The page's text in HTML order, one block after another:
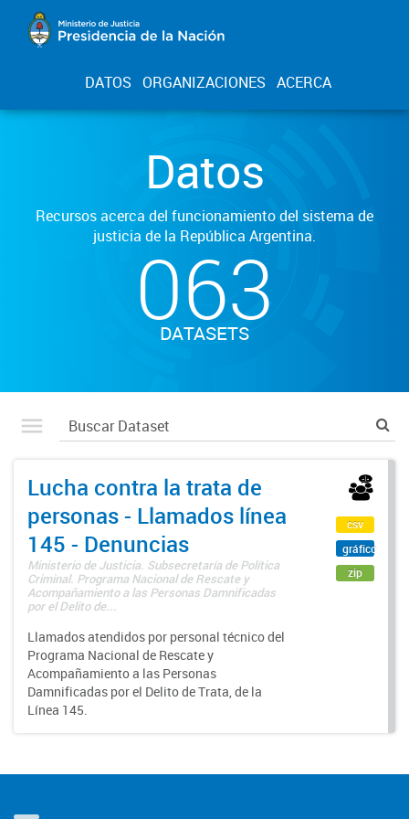
DATOS ORGANIZACIONES ACERCA
Datos
Recursos acerca del funcionamiento del sistema de
justicia de la República Argentina.
063
DATASETS
Lucha contra la trata de
personas - Llamados línea
145 - Denuncias
Ministerio de Justicia. Subsecretaría de Política
Criminal. Programa Nacional de Rescate y
Acompañamiento a las Personas Damnificadas
por el Delito de...
Llamados atendidos por personal técnico del
Programa Nacional de Rescate y
Acompañamiento a las Personas
Damnificadas por el Delito de Trata, de la
Línea 145.
csv
gráfico
zip